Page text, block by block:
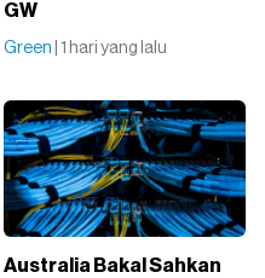
GW
Green | 1 hari yang lalu
Australia Bakal Sahkan